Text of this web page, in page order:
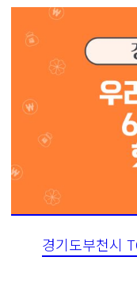
경기도부천시